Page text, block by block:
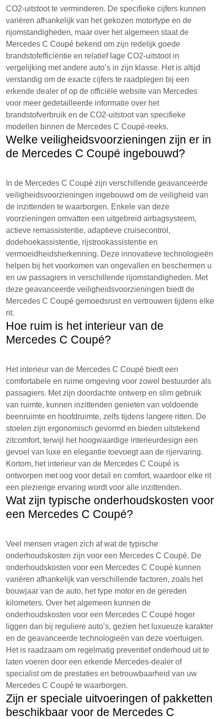
CO2-uitstoot te verminderen. De specifieke cijfers kunnen
variëren afhankelijk van het gekozen motortype en de
rijomstandigheden, maar over het algemeen staat de
Mercedes C Coupé bekend om zijn redelijk goede
brandstofefficiëntie en relatief lage CO2-uitstoot in
vergelijking met andere auto’s in zijn klasse. Het is altijd
verstandig om de exacte cijfers te raadplegen bij een
erkende dealer of op de officiële website van Mercedes
voor meer gedetailleerde informatie over het
brandstofverbruik en de CO2-uitstoot van specifieke
modellen binnen de Mercedes C Coupé-reeks.
Welke veiligheidsvoorzieningen zijn er in
de Mercedes C Coupé ingebouwd?
In de Mercedes C Coupé zijn verschillende geavanceerde
veiligheidsvoorzieningen ingebouwd om de veiligheid van
de inzittenden te waarborgen. Enkele van deze
voorzieningen omvatten een uitgebreid airbagsysteem,
actieve remassistentie, adaptieve cruisecontrol,
dodehoekassistentie, rijstrookassistentie en
vermoeidheidsherkenning. Deze innovatieve technologieën
helpen bij het voorkomen van ongevallen en beschermen u
en uw passagiers in verschillende rijomstandigheden. Met
deze geavanceerde veiligheidsvoorzieningen biedt de
Mercedes C Coupé gemoedsrust en vertrouwen tijdens elke
rit.
Hoe ruim is het interieur van de
Mercedes C Coupé?
Het interieur van de Mercedes C Coupé biedt een
comfortabele en ruime omgeving voor zowel bestuurder als
passagiers. Met zijn doordachte ontwerp en slim gebruik
van ruimte, kunnen inzittenden genieten van voldoende
beenruimte en hoofdruimte, zelfs tijdens langere ritten. De
stoelen zijn ergonomisch gevormd en bieden uitstekend
zitcomfort, terwijl het hoogwaardige interieurdesign een
gevoel van luxe en elegantie toevoegt aan de rijervaring.
Kortom, het interieur van de Mercedes C Coupé is
ontworpen met oog voor detail en comfort, waardoor elke rit
een plezierige ervaring wordt voor alle inzittenden.
Wat zijn typische onderhoudskosten voor
een Mercedes C Coupé?
Veel mensen vragen zich af wat de typische
onderhoudskosten zijn voor een Mercedes C Coupé. De
onderhoudskosten voor een Mercedes C Coupé kunnen
variëren afhankelijk van verschillende factoren, zoals het
bouwjaar van de auto, het type motor en de gereden
kilometers. Over het algemeen kunnen de
onderhoudskosten voor een Mercedes C Coupé hoger
liggen dan bij reguliere auto’s, gezien het luxueuze karakter
en de geavanceerde technologieën van deze voertuigen.
Het is raadzaam om regelmatig preventief onderhoud uit te
laten voeren door een erkende Mercedes-dealer of
specialist om de prestaties en betrouwbaarheid van uw
Mercedes C Coupé te waarborgen.
Zijn er speciale uitvoeringen of pakketten
beschikbaar voor de Mercedes C